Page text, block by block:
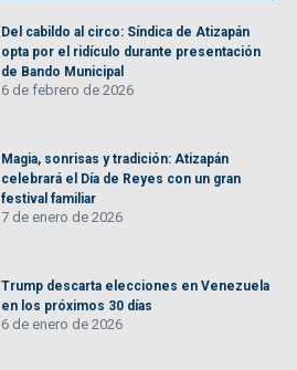
Del cabildo al circo: Síndica de Atizapán
opta por el ridículo durante presentación
de Bando Municipal
6 de febrero de 2026
Magia, sonrisas y tradición: Atizapán
celebrará el Día de Reyes con un gran
festival familiar
7 de enero de 2026
Trump descarta elecciones en Venezuela
en los próximos 30 días
6 de enero de 2026